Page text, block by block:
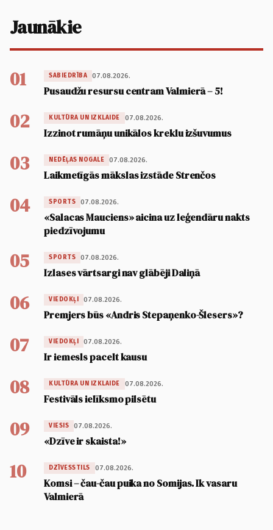
Jaunākie
01 SABIEDRĪBA 07.08.2026.
Pusaudžu resursu centram Valmierā – 5!
02 KULTŪRA UN IZKLAIDE 07.08.2026.
Izzinot rumāņu unikālos kreklu izšuvumus
03 NEDĒĻAS NOGALE 07.08.2026.
Laikmetīgās mākslas izstāde Strenčos
04 SPORTS 07.08.2026.
«Salacas Mauciens» aicina uz leģendāru nakts
piedzīvojumu
05 SPORTS 07.08.2026.
Izlases vārtsargi nav glābēji Daliņā
06 VIEDOKĻI 07.08.2026.
Premjers būs «Andris Stepaņenko-Šlesers»?
07 VIEDOKĻI 07.08.2026.
Ir iemesls pacelt kausu
08 KULTŪRA UN IZKLAIDE 07.08.2026.
Festivāls ielīksmo pilsētu
09 VIESIS 07.08.2026.
«Dzīve ir skaista!»
10 DZĪVESSTILS 07.08.2026.
Komsi – čau-čau puika no Somijas. Ik vasaru
Valmierā